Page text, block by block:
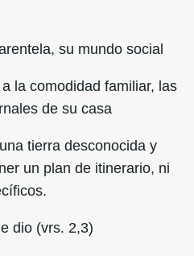
su mundo social
comodidad familiar, las
de su casa
tierra desconocida y
un plan de itinerario, ni
dio (vrs. 2,3)